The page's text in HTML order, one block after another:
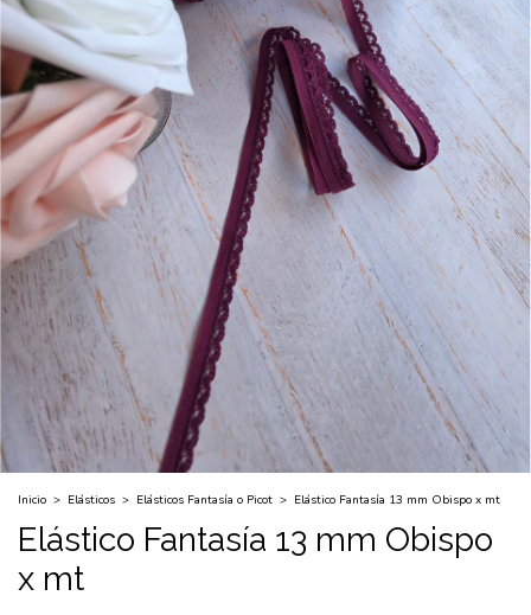
Inicio > Elásticos > Elásticos Fantasía o Picot > Elástico Fantasía 13 mm Obispo x mt
Elástico Fantasía 13 mm Obispo
x mt